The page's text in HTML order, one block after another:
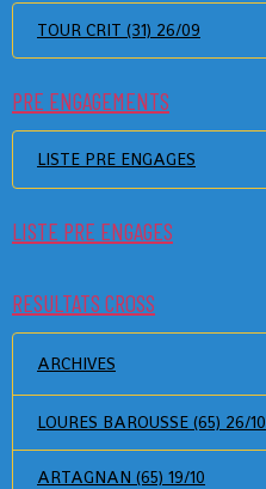
TOUR CRIT (31) 26/09
PRE ENGAGEMENTS
LISTE PRE ENGAGES
LISTE PRE ENGAGES
RESULTATS CROSS
ARCHIVES
LOURES BAROUSSE (65) 26/10
ARTAGNAN (65) 19/10